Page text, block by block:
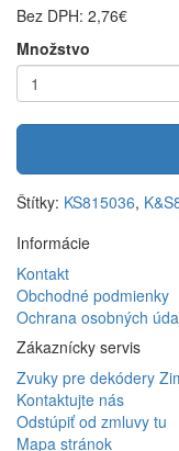
Bez DPH: 2,76€
Množstvo
Štítky: KS815036,
Informácie
Kontakt
Obchodné podmienky
Ochrana osobných
Zákaznícky servis
Zvuky pre dekódery
Kontaktujte nás
Odstúpiť od zmluvy tu
Mapa stránok